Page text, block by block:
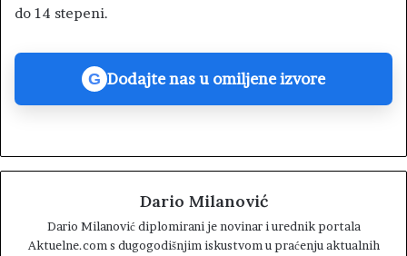
do 14 stepeni.
G Dodajte nas u omiljene izvore
Dario Milanović
Dario Milanović diplomirani je novinar i urednik portala
Aktuelne.com s dugogodišnjim iskustvom u praćenju aktualnih